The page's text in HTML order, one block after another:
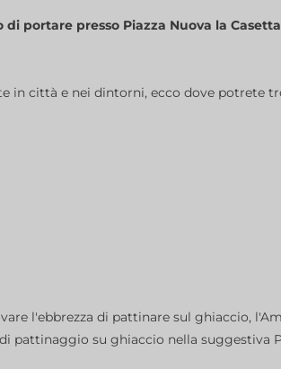
portare presso Piazza Nuova la
in città e nei dintorni, ecco dove potrete
l'ebbrezza di pattinare sul ghiaccio,
pattinaggio su ghiaccio nella suggestiva